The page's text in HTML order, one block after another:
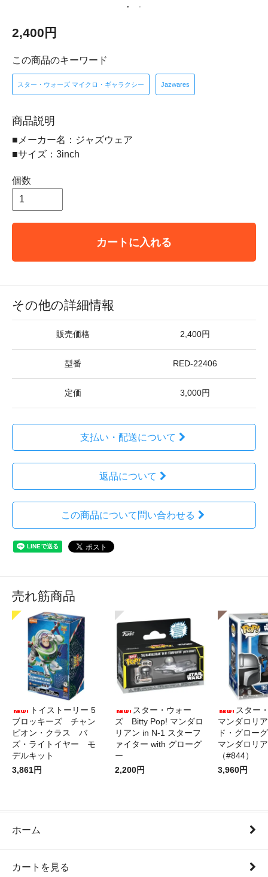
2,400円
この商品のキーワード
スター・ウォーズ マイクロ・ギャラクシー Jazwares
商品説明
■メーカー名：ジャズウェア
■サイズ：3inch
個数
カートに入れる
その他の詳細情報
販売価格 2,400円
型番 RED-22406
定価 3,000円
支払い・配送について
返品について
この商品について問い合わせる
売れ筋商品
トイストーリー 5
ブロッキーズ チャン
ピオン・クラス バ
ズ・ライトイヤー モ
デルキット
3,861円
スター・ウォー
ズ Bitty Pop! マンダロ
リアン in N-1 スターフ
ァイター with グローグ
ー
2,200円
スター
マンダロリ
ド・グロー
マンダロリ
（#844）
3,960円
ホーム
カートを見る